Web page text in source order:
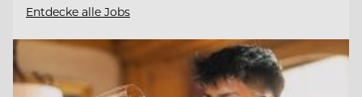
Entdecke alle Jobs